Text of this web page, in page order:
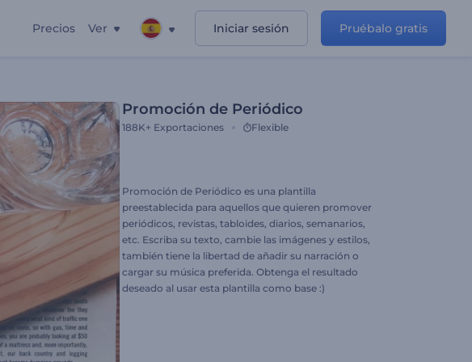
Precios Ver Iniciar sesión Pruébalo gratis
Promoción de Periódico
188K+ Exportaciones Flexible
Promoción de Periódico es una plantilla
preestablecida para aquellos que quieren promover
periódicos, revistas, tabloides, diarios, semanarios,
etc. Escriba su texto, cambie las imágenes y estilos,
también tiene la libertad de añadir su narración o
cargar su música preferida. Obtenga el resultado
deseado al usar esta plantilla como base :)